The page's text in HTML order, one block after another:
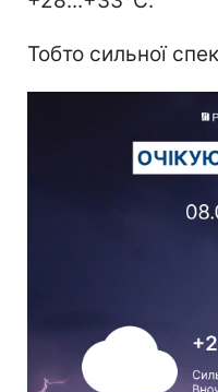
Тобто сильної